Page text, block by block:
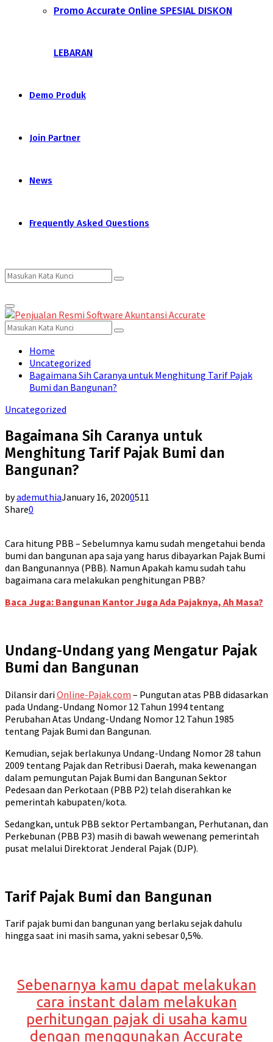
Promo Accurate Online SPESIAL DISKON
LEBARAN
Demo Produk
Join Partner
News
Frequently Asked Questions
Search
for:
Search
Primary
Menu
Search
for:
Search
Home
Uncategorized
Bagaimana Sih Caranya untuk Menghitung Tarif Pajak
Bumi dan Bangunan?
Uncategorized
Bagaimana Sih Caranya untuk
Menghitung Tarif Pajak Bumi dan
Bangunan?
byademuthiaJanuary 16, 20200511
Share0
Cara hitung PBB – Sebelumnya kamu sudah mengetahui benda
bumi dan bangunan apa saja yang harus dibayarkan Pajak Bumi
dan Bangunannya (PBB). Namun Apakah kamu sudah tahu
bagaimana cara melakukan penghitungan PBB?
Baca Juga: Bangunan Kantor Juga Ada Pajaknya, Ah Masa?
Undang-Undang yang Mengatur Pajak
Bumi dan Bangunan
Dilansir dariOnline-Pajak.com – Pungutan atas PBB didasarkan
pada Undang-Undang Nomor 12 Tahun 1994 tentang
Perubahan Atas Undang-Undang Nomor 12 Tahun 1985
tentang Pajak Bumi dan Bangunan.
Kemudian, sejak berlakunya Undang-Undang Nomor 28 tahun
2009 tentang Pajak dan Retribusi Daerah, maka kewenangan
dalam pemungutan Pajak Bumi dan Bangunan Sektor
Pedesaan dan Perkotaan (PBB P2) telah diserahkan ke
pemerintah kabupaten/kota.
Sedangkan, untuk PBB sektor Pertambangan, Perhutanan, dan
Perkebunan (PBB P3) masih di bawah wewenang pemerintah
pusat melalui Direktorat Jenderal Pajak (DJP).
Tarif Pajak Bumi dan Bangunan
Tarif pajak bumi dan bangunan yang berlaku sejak dahulu
hingga saat ini masih sama, yakni sebesar 0,5%.
Sebenarnya kamu dapat melakukan
cara instant dalam melakukan
perhitungan pajak di usaha kamu
dengan menggunakan Accurate